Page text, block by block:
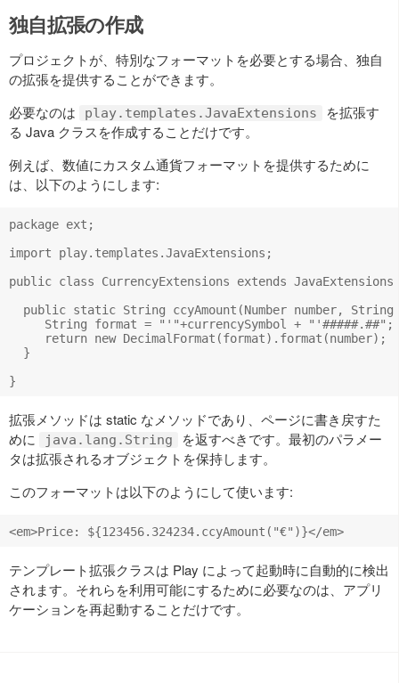
独自拡張の作成
プロジェクトが、特別なフォーマットを必要とする場合、独自
の拡張を提供することができます。
必要なのは
play.templates.JavaExtensions
を拡張す
る Java クラスを作成することだけです。
例えば、数値にカスタム通貨フォーマットを提供するために
は、以下のようにします:
package ext;
import play.templates.JavaExtensions;
public class CurrencyExtensions extends
public static String ccyAmount(Number number, String
     String format = "'"+currencySymbol + "'#####.##";
     return new DecimalFormat(format).format(number);
  }
拡張メソッドは static なメソッドであり、ページに書き戻すた
めに
java.lang.String
を返すべきです。最初のパラメー
タは拡張されるオブジェクトを保持します。
このフォーマットは以下のようにして使います:
テンプレート拡張クラスは Play によって起動時に自動的に検出
されます。それらを利用可能にするために必要なのは、アプリ
ケーションを再起動することだけです。